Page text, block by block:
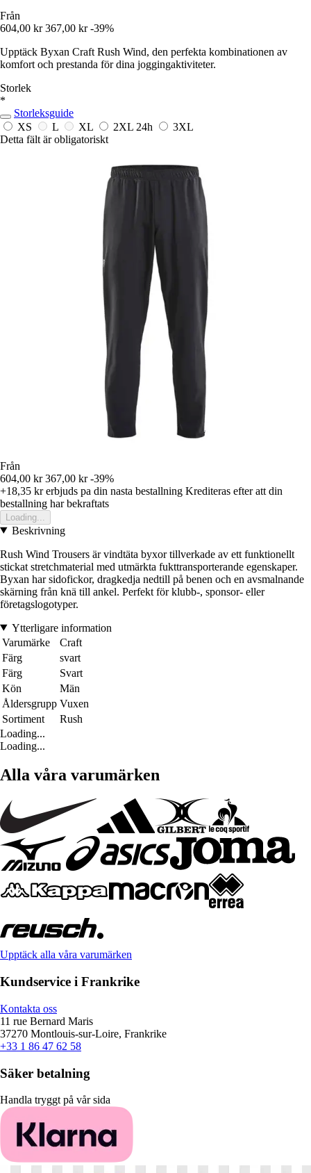
Från
604,00 kr 367,00 kr -39%
Upptäck Byxan Craft Rush Wind, den perfekta kombinationen av
komfort och prestanda för dina joggingaktiviteter.
Storlek
*
Storleksguide
XS
L XL 2XL 24h
3XL
Detta fält är obligatoriskt
Från
604,00 kr 367,00 kr -39%
+18,35 krerbjuds pa din nasta bestallning Krediteras efter att din
bestallning har bekraftats
Loading...
Beskrivning
Rush Wind Trousers är vindtäta byxor tillverkade av ett funktionellt
stickat stretchmaterial med utmärkta fukttransporterande egenskaper.
Byxan har sidofickor, dragkedja nedtill på benen och en avsmalnande
skärning från knä till ankel. Perfekt för klubb-, sponsor- eller
företagslogotyper.
Ytterligare information
Varumärke
Craft
Färg
svart
Färg
Svart
Kön
Män
Åldersgrupp Vuxen
Sortiment
Rush
Loading...
Loading...
Alla våra varumärken
Upptäck alla våra varumärken
Kundservice i Frankrike
Kontakta oss
11 rue Bernard Maris
37270 Montlouis-sur-Loire, Frankrike
+33 1 86 47 62 58
Säker betalning
Handla tryggt på vår sida